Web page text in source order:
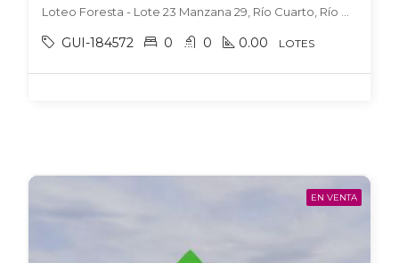
GUI-184572 0 0 0.00 LOTES
EN VENTA